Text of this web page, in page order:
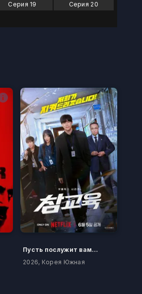
Серия 19
Серия 20
Пусть послужит вам уроком
2026, Корея Южная